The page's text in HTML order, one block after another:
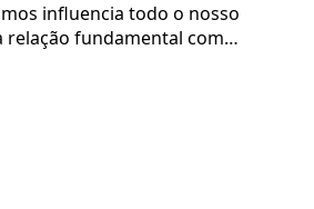
influencia todo o nosso
relação fundamental com…